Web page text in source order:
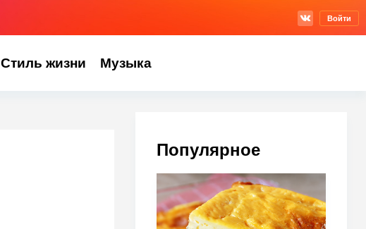
Войти
Стиль жизни Музыка
Популярное